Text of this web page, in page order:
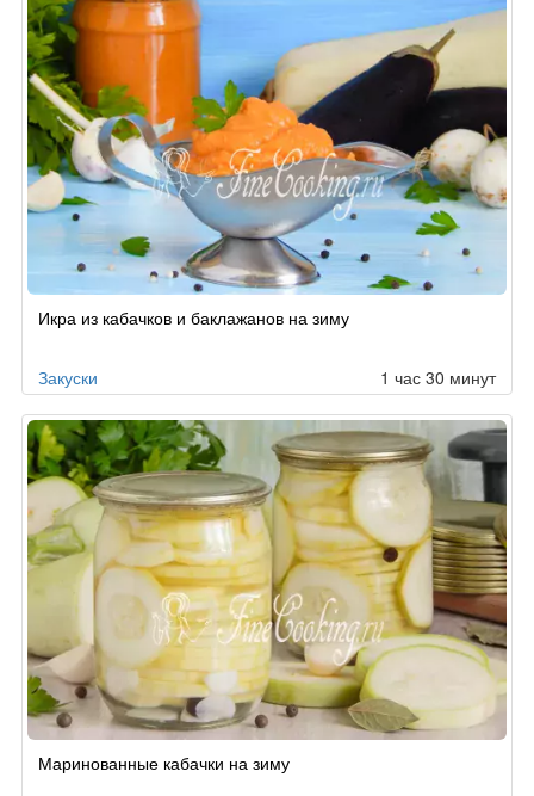
Икра из кабачков и баклажанов на зиму
Закуски 1 час 30 минут
Маринованные кабачки на зиму